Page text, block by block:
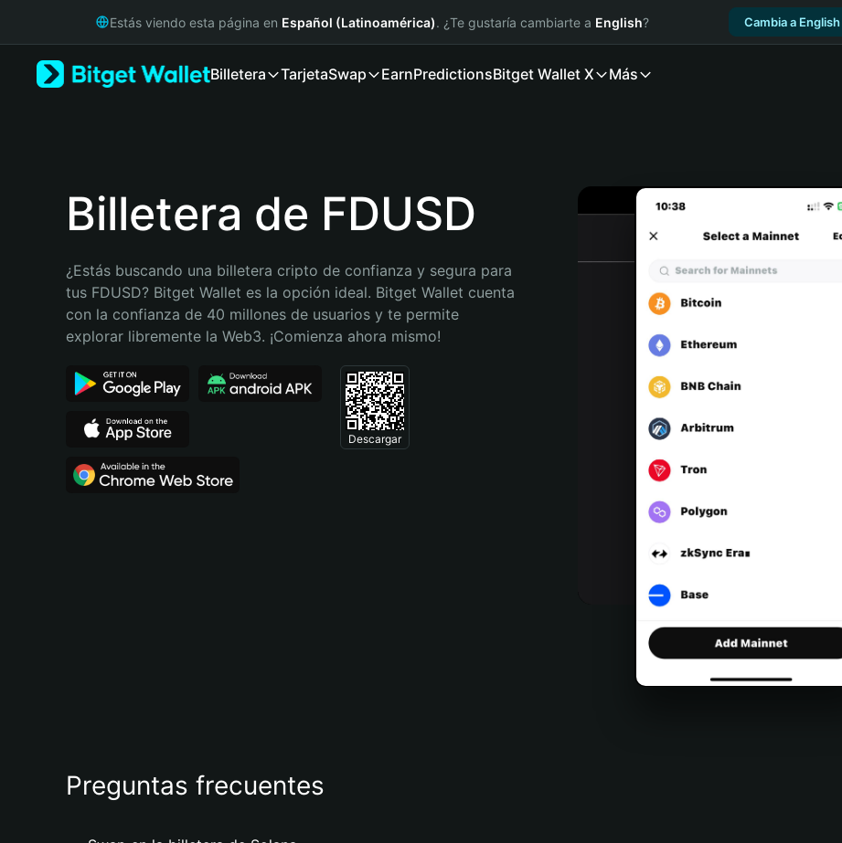
Русский
Bahasa Indonesia
Português (Brasil)
Estás viendo esta página en Español (Latinoamérica). ¿Te gustaría cambiarte a English? Cambia a English
Billetera TarjetaSwap EarnPredictionsBitget Wallet X Más
Billetera de FDUSD
¿Estás buscando una billetera cripto de confianza y segura para
tus FDUSD? Bitget Wallet es la opción ideal. Bitget Wallet cuenta
con la confianza de 40 millones de usuarios y te permite
explorar libremente la Web3. ¡Comienza ahora mismo!
Descargar
Preguntas frecuentes